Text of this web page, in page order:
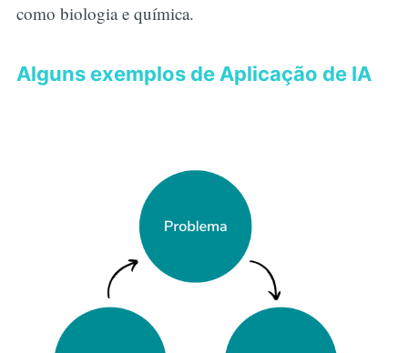
como biologia e química.
Alguns exemplos de Aplicação de IA